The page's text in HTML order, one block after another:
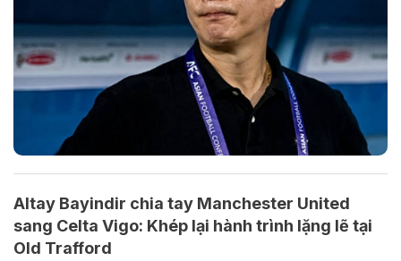
Altay Bayindir chia tay Manchester United
sang Celta Vigo: Khép lại hành trình lặng lẽ tại
Old Trafford